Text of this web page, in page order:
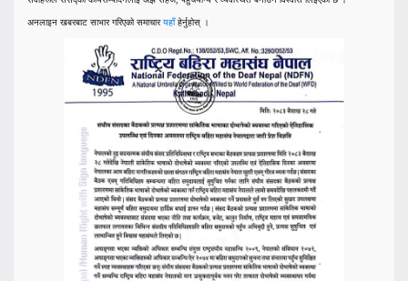
अनलाइन खबरबाट साभार गरिएको समाचारयहाँहेर्नुहोस् ।